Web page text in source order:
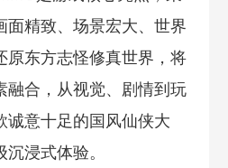
面精致、场景宏大、世界
原东方志怪修真世界，将
融合，从视觉、剧情到玩
诚意十足的国风仙侠大
浸式体验。